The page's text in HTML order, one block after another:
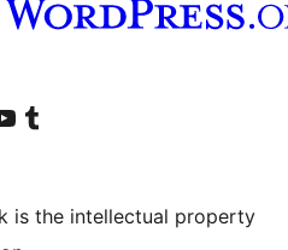
accountaccount
our YouTube channel
Visit our Tumblr account
is the intellectual property